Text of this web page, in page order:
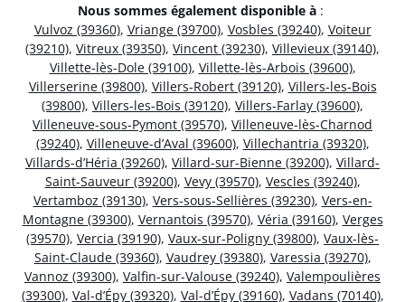
Nous sommes également disponible à :
Vulvoz (39360), Vriange (39700), Vosbles (39240), Voiteur
(39210), Vitreux (39350), Vincent (39230), Villevieux (39140),
Villette-lès-Dole (39100), Villette-lès-Arbois (39600),
Villerserine (39800), Villers-Robert (39120), Villers-les-Bois
(39800), Villers-les-Bois (39120), Villers-Farlay (39600),
Villeneuve-sous-Pymont (39570), Villeneuve-lès-Charnod
(39240), Villeneuve-d’Aval (39600), Villechantria (39320),
Villards-d’Héria (39260), Villard-sur-Bienne (39200), Villard-
Saint-Sauveur (39200), Vevy (39570), Vescles (39240),
Vertamboz (39130), Vers-sous-Sellières (39230), Vers-en-
Montagne (39300), Vernantois (39570), Véria (39160), Verges
(39570), Vercia (39190), Vaux-sur-Poligny (39800), Vaux-lès-
Saint-Claude (39360), Vaudrey (39380), Varessia (39270),
Vannoz (39300), Valfin-sur-Valouse (39240), Valempoulières
(39300), Val-d’Épy (39320), Val-d’Épy (39160), Vadans (70140),